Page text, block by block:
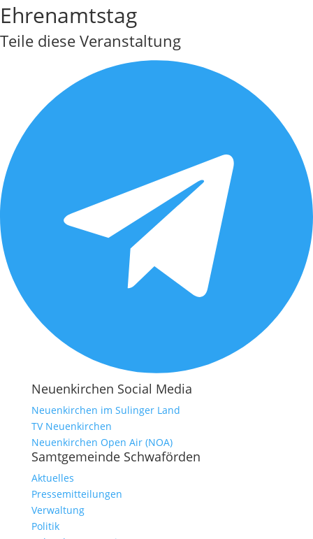
Ehrenamtstag
Teile diese Veranstaltung
Neuenkirchen Social Media
Neuenkirchen im Sulinger Land
TV Neuenkirchen
Neuenkirchen Open Air (NOA)
Samtgemeinde Schwaförden
Aktuelles
Pressemitteilungen
Verwaltung
Politik